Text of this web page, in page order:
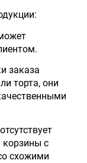
заказа
торта, они
корзины с
схожими